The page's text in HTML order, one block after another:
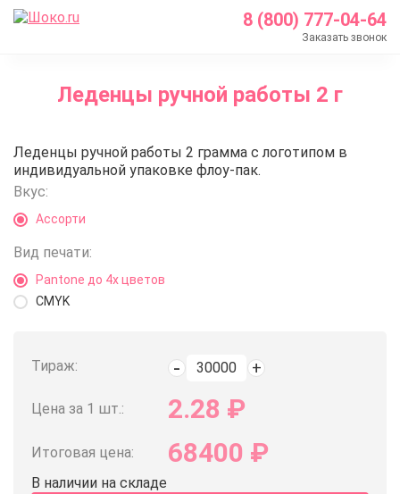
8 (800) 777-04-64
Заказать звонок
Каталог
Леденцы ручной работы 2 г
Леденцы ручной работы 2 г
Леденцы ручной работы 2 г
Леденцы ручной работы 2 грамма с логотипом в
индивидуальной упаковке флоу-пак.
Вкус:
Ассорти
Вид печати:
Pantone до 4х цветов
CMYK
Тираж:
Цена за 1 шт.: 2.28 ₽
Итоговая цена: 68400 ₽
В наличии на складе